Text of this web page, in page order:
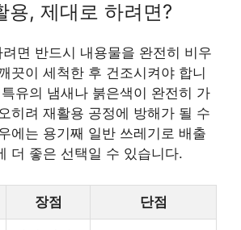
, 제대로 하려면?
면 반드시 내용물을 완전히 비우
끗이 세척한 후 건조시켜야 합니
유의 냄새나 붉은색이 완전히 가
히려 재활용 공정에 방해가 될 수
에는 용기째 일반 쓰레기로 배출
더 좋은 선택일 수 있습니다.
장점 단점